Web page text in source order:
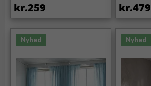
kr.259 kr.479
Nyhed Nyhed